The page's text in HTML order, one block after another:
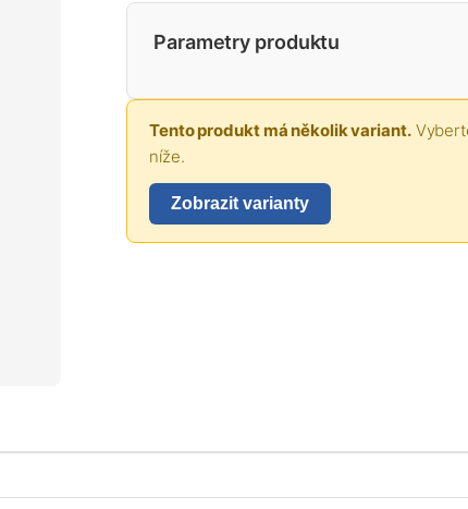
Parametry produktu
Tento produkt má několik variant.
níže.
Zobrazit varianty